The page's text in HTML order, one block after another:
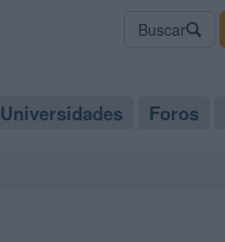
Buscar
Universidades Foros